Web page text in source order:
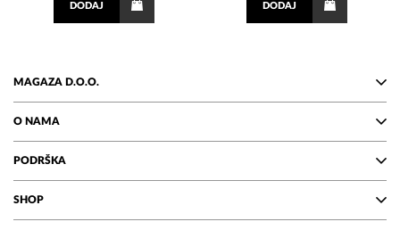
DODAJ DODAJ
MAGAZA D.O.O.
O NAMA
PODRŠKA
SHOP